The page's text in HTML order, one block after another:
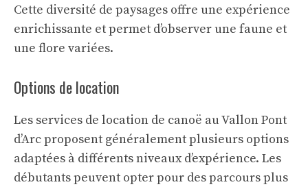
Cette diversité de paysages offre une expérience
enrichissante et permet d’observer une faune et
une flore variées.
Options de location
Les services de location de canoë au Vallon Pont
d’Arc proposent généralement plusieurs options
adaptées à différents niveaux d’expérience. Les
débutants peuvent opter pour des parcours plus